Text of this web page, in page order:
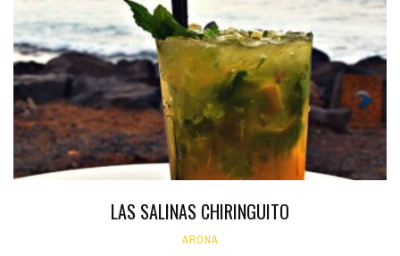
LAS SALINAS CHIRINGUITO
ARONA